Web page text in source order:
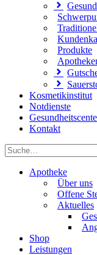
Produkte
Kosmetikinstitut
Notdienste
Kontakt
Apotheke
Über uns
Offene
Aktuelles
Shop
Leistungen